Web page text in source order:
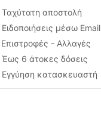
Ταχύτατη αποστολή
Ειδοποιήσεις μέσω Email
Επιστροφές - Αλλαγές
Έως 6 άτοκες δόσεις
Εγγύηση κατασκευαστή